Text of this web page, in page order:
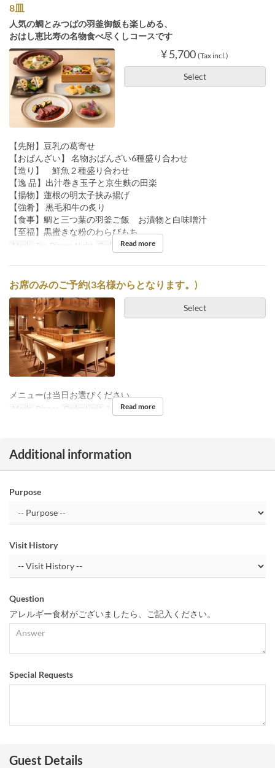
8皿
人気の鯛とみつばの羽釜御飯も楽しめる、
おはし恵比寿の名物食べ尽くしコースです
¥ 5,700 (Tax incl.)
Select
【先附】豆乳の葛寄せ
【おばんざい】 名物おばんざい6種盛り合わせ
【造り】 鮮魚２種盛り合わせ
【逸 品】出汁巻き玉子と京生麩の田楽
【揚物】蓮根の明太子挟み揚げ
【強肴】 黒毛和牛の炙り
【食事】鯛と三つ葉の羽釜ご飯 お漬物と白味噌汁
【至福】黒蜜きな粉のわらびもち
Meals Tea, Dinner, Night Order Limit 2 ~ 8
Read more
お席のみのご予約(3名様からとなります。)
Select
メニューは当日お選びください。
Meals Dinner Order Limit 3 ~ 8Read more
Additional information
Purpose
Visit History
Question
アレルギー食材がございましたら、ご記入ください。
Special Requests
Guest Details